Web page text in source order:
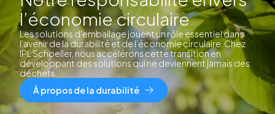
l’économie circulaire
Les solutions d’emballage jouent un rôle essentiel dans
l’avenir de la durabilité et de l’économie circulaire. Chez
IPL Schoeller, nous accélérons cette transition en
développant des solutions qui ne deviennent jamais des
déchets.
À propos de la durabilité